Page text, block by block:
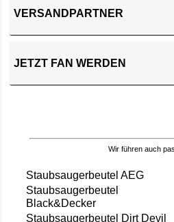
VERSANDPARTNER
JETZT FAN WERDEN
Wir führen auch
Staubsaugerbeutel AEG
Staubsaugerbeutel
Black&Decker
Staubsaugerbeutel Dirt Devil